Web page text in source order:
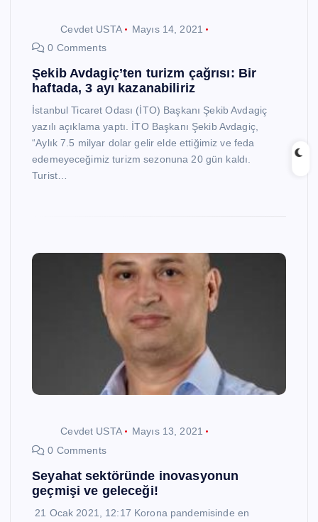
Cevdet USTA
Mayıs 14, 2021
0 Comments
Şekib Avdagiç’ten turizm çağrısı: Bir
haftada, 3 ayı kazanabiliriz
İstanbul Ticaret Odası (İTO) Başkanı Şekib Avdagiç
yazılı açıklama yaptı. İTO Başkanı Şekib Avdagiç,
“Aylık 7.5 milyar dolar gelir elde ettiğimiz ve feda
edemeyeceğimiz turizm sezonuna 20 gün kaldı.
Turist…
Cevdet USTA
Mayıs 13, 2021
0 Comments
Seyahat sektöründe inovasyonun
geçmişi ve geleceği!
21 Ocak 2021, 12:17 Korona pandemisinde en